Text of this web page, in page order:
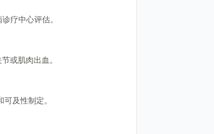
疗中心评估。
或肌肉出血。
及性制定。